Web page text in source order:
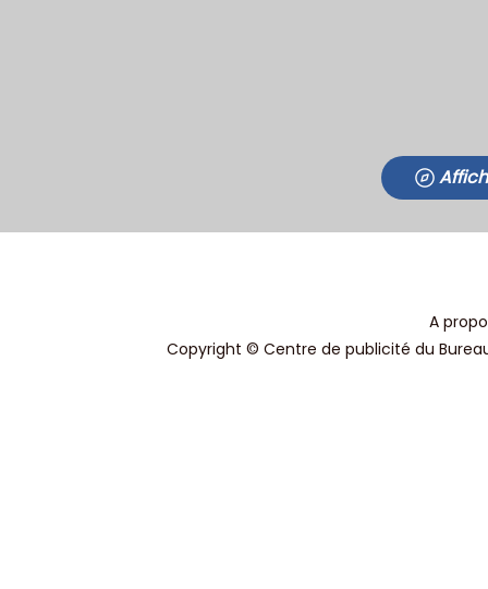
A
Copyright © Centre de publicité du